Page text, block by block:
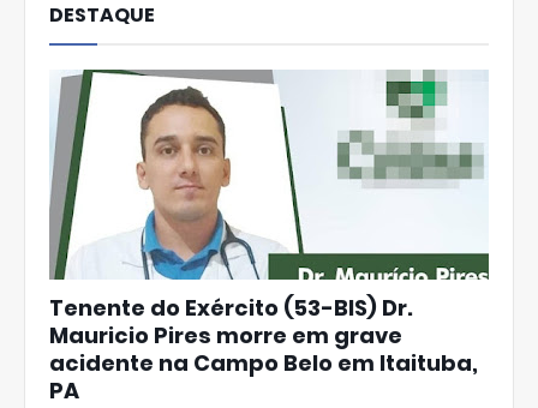
DESTAQUE
Tenente do Exército (53-BIS) Dr.
Mauricio Pires morre em grave
acidente na Campo Belo em Itaituba,
PA